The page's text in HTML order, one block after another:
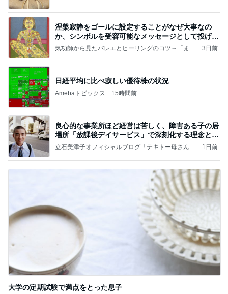
涅槃寂静をゴールに設定することがなぜ大事なの
か、シンボルを受容可能なメッセージとして投げる
ことが
気功師から見たバレエとヒーリングのコツ～「まと
3日前
日経平均に比べ寂しい優待株の状況
Amebaトピックス 15時間前
良心的な事業所ほど経営は苦しく、障害ある子の居
場所「放課後デイサービス」で深刻化する理念と現
実の
立石美津子オフィシャルブログ「テキトー母さんの
1日前
大学の定期試験で満点をとった息子